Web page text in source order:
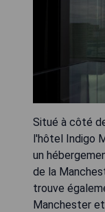
Situé à côté
l'hôtel Indigo
un
de la
trouve
Manchester